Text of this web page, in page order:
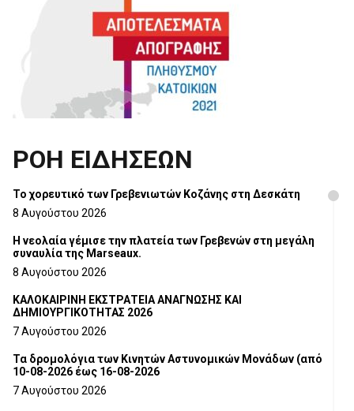
ΡΟΗ ΕΙΔΗΣΕΩΝ
Το χορευτικό των Γρεβενιωτών Κοζάνης στη Δεσκάτη
8 Αυγούστου 2026
Η νεολαία γέμισε την πλατεία των Γρεβενών στη μεγάλη
συναυλία της Marseaux.
8 Αυγούστου 2026
ΚΑΛΟΚΑΙΡΙΝΗ ΕΚΣΤΡΑΤΕΙΑ ΑΝΑΓΝΩΣΗΣ ΚΑΙ
ΔΗΜΙΟΥΡΓΙΚΟΤΗΤΑΣ 2026
7 Αυγούστου 2026
Τα δρομολόγια των Κινητών Αστυνομικών Μονάδων (από
10-08-2026 έως 16-08-2026
7 Αυγούστου 2026